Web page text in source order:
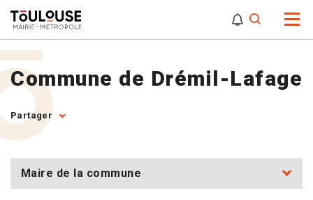
Commune de Drémil-Lafage
Partager
Maire de la commune